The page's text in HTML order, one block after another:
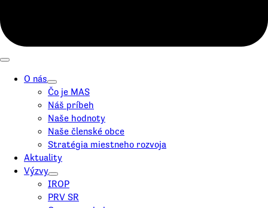
O nás
Čo je MAS
Náš príbeh
Naše hodnoty
Naše členské obce
Stratégia miestneho rozvoja
Aktuality
Výzvy
IROP
PRV SR